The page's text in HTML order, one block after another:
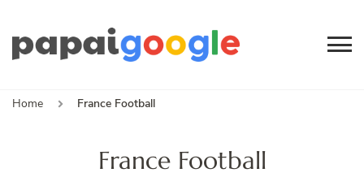
Home
France Football
France Football